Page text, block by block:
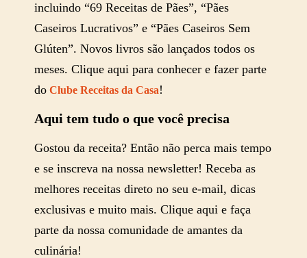
incluindo “69 Receitas de Pães”, “Pães
Caseiros Lucrativos” e “Pães Caseiros Sem
Glúten”. Novos livros são lançados todos os
meses. Clique aqui para conhecer e fazer parte
do Clube Receitas da Casa!
Aqui tem tudo o que você precisa
Gostou da receita? Então não perca mais tempo
e se inscreva na nossa newsletter! Receba as
melhores receitas direto no seu e-mail, dicas
exclusivas e muito mais. Clique aqui e faça
parte da nossa comunidade de amantes da
culinária!